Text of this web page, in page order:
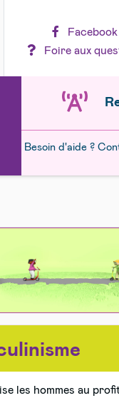
Facebook
Foire aux
Besoin d'aide ?
les hommes au